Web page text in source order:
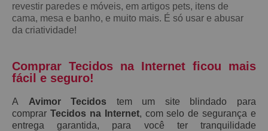
revestir paredes e móveis, em artigos pets, itens de
cama, mesa e banho, e muito mais. É só usar e abusar
da criatividade!
Comprar Tecidos na Internet ficou mais
fácil e seguro!
A Avimor Tecidos tem um site blindado para
comprar Tecidos na Internet, com selo de segurança e
entrega garantida, para você ter tranquilidade